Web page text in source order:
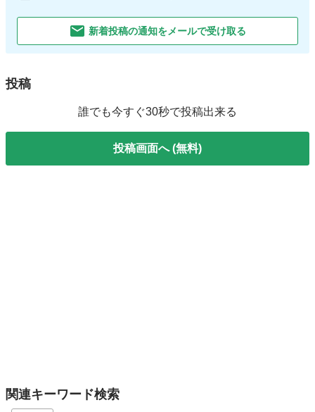
新着投稿の通知をメールで受け取る
投稿
誰でも今すぐ30秒で投稿出来る
投稿画面へ (無料)
関連キーワード検索